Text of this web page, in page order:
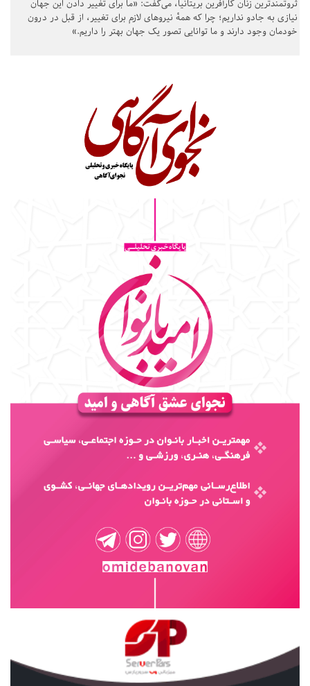
ثروتمندترین زنان کارآفرین بریتانیا، می‌گفت: «ما برای تغییر دادن این جهان
نیازی به جادو نداریم؛ چرا که همهٔ نیروهای لازم برای تغییر، از قبل در درون
خودمان وجود دارند و ما توانایی تصور یک جهان بهتر را داریم.»